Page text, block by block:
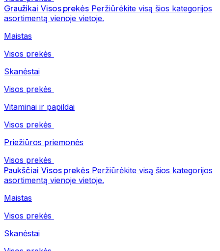
Graužikai Visos prekės Peržiūrėkite visą šios kategorijos
asortimentą vienoje vietoje.
Maistas
Visos prekės
Skanėstai
Visos prekės
Vitaminai ir papildai
Visos prekės
Priežiūros priemonės
Visos prekės
Paukščiai Visos prekės Peržiūrėkite visą šios kategorijos
asortimentą vienoje vietoje.
Maistas
Visos prekės
Skanėstai